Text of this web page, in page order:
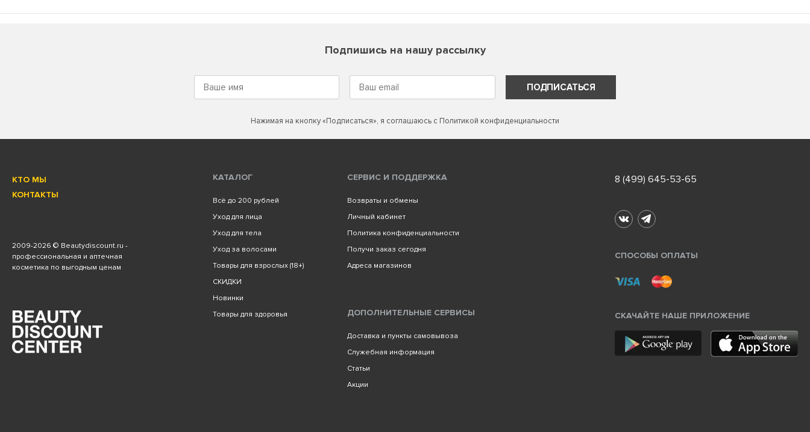
Подпишись на нашу рассылку
ПОДПИСАТЬСЯ
Нажимая на кнопку «Подписаться», я соглашаюсь с Политикой конфиденциальности
КТО МЫ
КОНТАКТЫ
2009-2026 © Beautydiscount.ru -
профессиональная и аптечная
косметика по выгодным ценам
КАТАЛОГ
Всё до 200 рублей
Уход для лица
Уход для тела
Уход за волосами
Товары для взрослых (18+)
СКИДКИ
Новинки
Товары для здоровья
СЕРВИС И ПОДДЕРЖКА
Возвраты и обмены
Личный кабинет
Политика конфиденциальности
Получи заказ сегодня
Адреса магазинов
ДОПОЛНИТЕЛЬНЫЕ СЕРВИСЫ
Доставка и пункты самовывоза
Служебная информация
Статьи
Акции
8 (499) 645-53-65
СПОСОБЫ ОПЛАТЫ
СКАЧАЙТЕ НАШЕ ПРИЛОЖЕНИЕ